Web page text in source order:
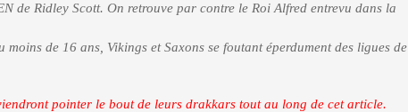
de Ridley Scott. On retrouve par contre le Roi Alfred entrevu dans la
moins de 16 ans, Vikings et Saxons se foutant éperdument des ligues de
pointer le bout de leurs drakkars tout au long de cet article.